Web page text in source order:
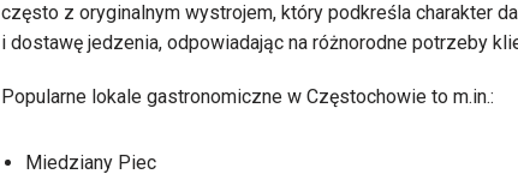
często z oryginalnym wystrojem, który podkreśla charakter
i dostawę jedzenia, odpowiadając na różnorodne potrzeby
Popularne lokale gastronomiczne w Częstochowie to m.in.:
Miedziany Piec